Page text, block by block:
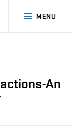
MENU
An